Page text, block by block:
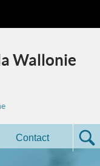
Wallonie
Contact